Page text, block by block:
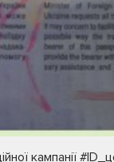
кампанії